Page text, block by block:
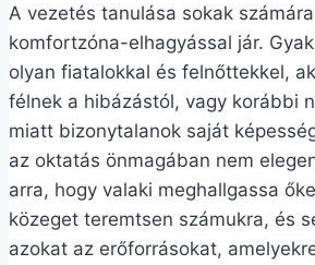
A vezetés tanulása sokak
komfortzóna-elhagyással jár.
olyan fiatalokkal és felnőttekkel,
félnek a hibázástól, vagy korábbi
miatt bizonytalanok saját
az oktatás önmagában nem
arra, hogy valaki meghallgassa
közeget teremtsen számukra, és
azokat az erőforrásokat,